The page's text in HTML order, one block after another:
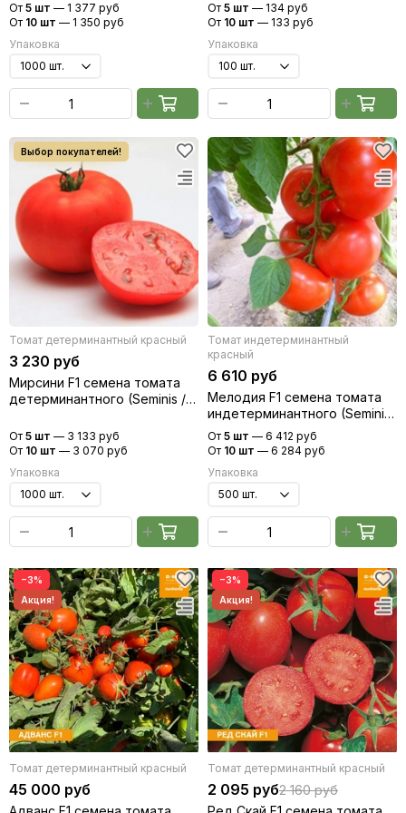
От 5 шт — 1 377 руб
От 10 шт — 1 350 руб
Упаковка
От 5 шт — 134 руб
От 10 шт — 133 руб
Упаковка
Томат детерминантный красный
3 230 руб
Мирсини F1 семена томата
детерминантного (Seminis /
От 5 шт — 3 133 руб
От 10 шт — 3 070 руб
Упаковка
Томат индетерминантный
красный
6 610 руб
Мелодия F1 семена томата
индетерминантного (Seminis
/ Семинис)
От 5 шт — 6 412 руб
От 10 шт — 6 284 руб
Упаковка
−3%
Томат детерминантный красный
45 000 руб
−3%
Томат детерминантный красный
2 095 руб2 160 руб